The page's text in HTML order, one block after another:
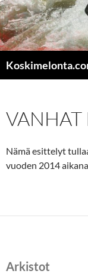
VANHAT
Nämä esittelyt
vuoden 2014
Arkistot